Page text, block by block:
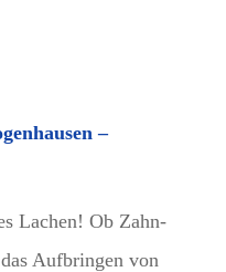
–
Lachen! Ob Zahn-
Aufbringen von